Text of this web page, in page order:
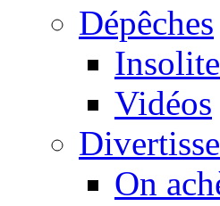
Dépêches
Insolite
Vidéos
On